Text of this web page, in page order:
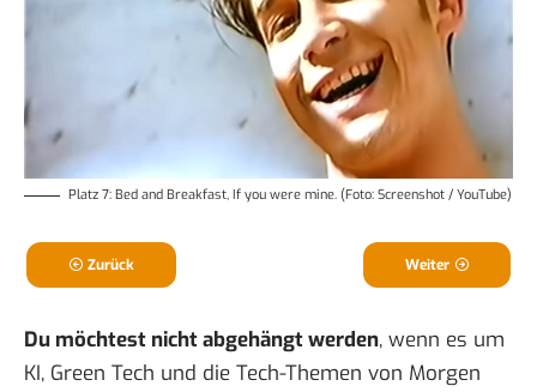
Platz 7: Bed and Breakfast, If you were mine. (Foto: Screenshot / YouTube)
Zurück Weiter
Du möchtest nicht abgehängt werden, wenn es um
KI, Green Tech und die Tech-Themen von Morgen